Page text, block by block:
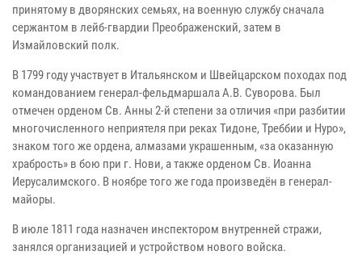
принятому в дворянских семьях, на военную службу сначала
сержантом в лейб-гвардии Преображенский, затем в
Измайловский полк.
В 1799 году участвует в Итальянском и Швейцарском походах под
командованием генерал-фельдмаршала А.В. Суворова. Был
отмечен орденом Св. Анны 2-й степени за отличия «при разбитии
многочисленного неприятеля при реках Тидоне, Треббии и Нуро»,
знаком того же ордена, алмазами украшенным, «за оказанную
храбрость» в бою при г. Нови, а также орденом Св. Иоанна
Иерусалимского. В ноябре того же года произведён в генерал-
майоры.
В июле 1811 года назначен инспектором внутренней стражи,
занялся организацией и устройством нового войска.